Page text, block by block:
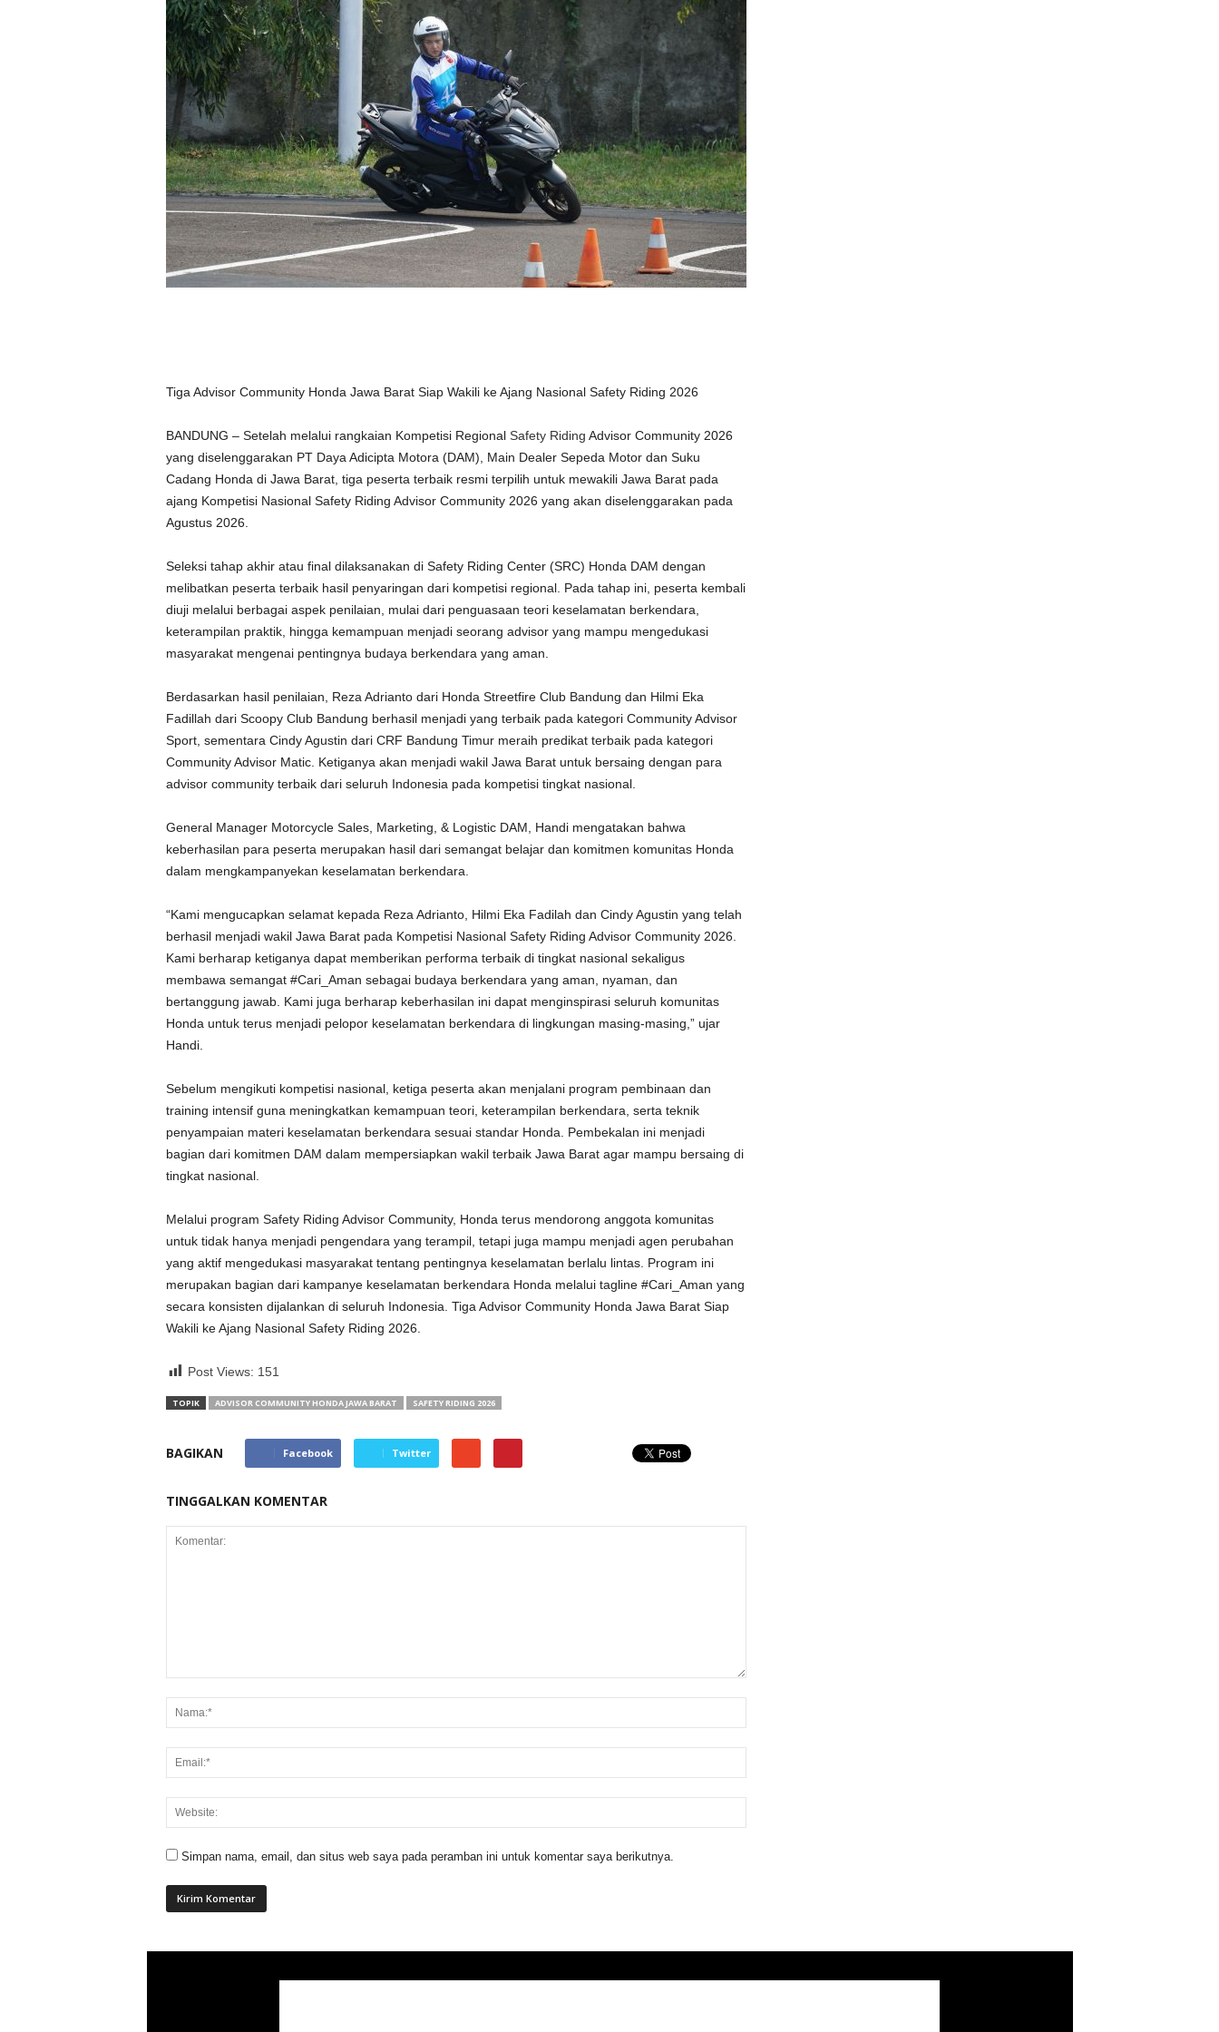
Tiga Advisor Community Honda Jawa Barat Siap Wakili ke Ajang Nasional Safety Riding 2026
BANDUNG – Setelah melalui rangkaian Kompetisi Regional Safety Riding Advisor Community 2026
yang diselenggarakan PT Daya Adicipta Motora (DAM), Main Dealer Sepeda Motor dan Suku
Cadang Honda di Jawa Barat, tiga peserta terbaik resmi terpilih untuk mewakili Jawa Barat pada
ajang Kompetisi Nasional Safety Riding Advisor Community 2026 yang akan diselenggarakan pada
Agustus 2026.
Seleksi tahap akhir atau final dilaksanakan di Safety Riding Center (SRC) Honda DAM dengan
melibatkan peserta terbaik hasil penyaringan dari kompetisi regional. Pada tahap ini, peserta kembali
diuji melalui berbagai aspek penilaian, mulai dari penguasaan teori keselamatan berkendara,
keterampilan praktik, hingga kemampuan menjadi seorang advisor yang mampu mengedukasi
masyarakat mengenai pentingnya budaya berkendara yang aman.
Berdasarkan hasil penilaian, Reza Adrianto dari Honda Streetfire Club Bandung dan Hilmi Eka
Fadillah dari Scoopy Club Bandung berhasil menjadi yang terbaik pada kategori Community Advisor
Sport, sementara Cindy Agustin dari CRF Bandung Timur meraih predikat terbaik pada kategori
Community Advisor Matic. Ketiganya akan menjadi wakil Jawa Barat untuk bersaing dengan para
advisor community terbaik dari seluruh Indonesia pada kompetisi tingkat nasional.
General Manager Motorcycle Sales, Marketing, & Logistic DAM, Handi mengatakan bahwa
keberhasilan para peserta merupakan hasil dari semangat belajar dan komitmen komunitas Honda
dalam mengkampanyekan keselamatan berkendara.
“Kami mengucapkan selamat kepada Reza Adrianto, Hilmi Eka Fadilah dan Cindy Agustin yang telah
berhasil menjadi wakil Jawa Barat pada Kompetisi Nasional Safety Riding Advisor Community 2026.
Kami berharap ketiganya dapat memberikan performa terbaik di tingkat nasional sekaligus
membawa semangat #Cari_Aman sebagai budaya berkendara yang aman, nyaman, dan
bertanggung jawab. Kami juga berharap keberhasilan ini dapat menginspirasi seluruh komunitas
Honda untuk terus menjadi pelopor keselamatan berkendara di lingkungan masing-masing,” ujar
Handi.
Sebelum mengikuti kompetisi nasional, ketiga peserta akan menjalani program pembinaan dan
training intensif guna meningkatkan kemampuan teori, keterampilan berkendara, serta teknik
penyampaian materi keselamatan berkendara sesuai standar Honda. Pembekalan ini menjadi
bagian dari komitmen DAM dalam mempersiapkan wakil terbaik Jawa Barat agar mampu bersaing di
tingkat nasional.
Melalui program Safety Riding Advisor Community, Honda terus mendorong anggota komunitas
untuk tidak hanya menjadi pengendara yang terampil, tetapi juga mampu menjadi agen perubahan
yang aktif mengedukasi masyarakat tentang pentingnya keselamatan berlalu lintas. Program ini
merupakan bagian dari kampanye keselamatan berkendara Honda melalui tagline #Cari_Aman yang
secara konsisten dijalankan di seluruh Indonesia. Tiga Advisor Community Honda Jawa Barat Siap
Wakili ke Ajang Nasional Safety Riding 2026.
Post Views: 151
TOPIK ADVISOR COMMUNITY HONDA JAWA BARAT SAFETY RIDING 2026
BAGIKAN Facebook Twitter
TINGGALKAN KOMENTAR
Simpan nama, email, dan situs web saya pada peramban ini untuk komentar saya berikutnya.